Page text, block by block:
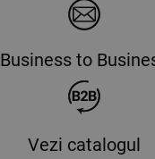
Business to
Vezi catalogul